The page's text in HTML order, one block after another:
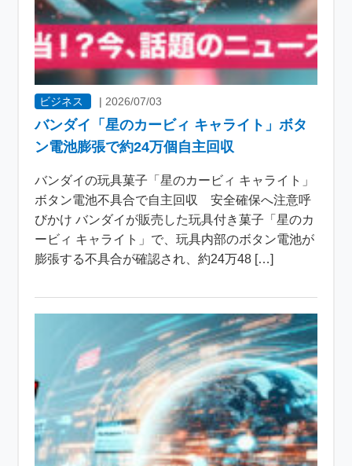
ビジネス |2026/07/03
バンダイ「星のカービィ キャライト」ボタ
ン電池膨張で約24万個自主回収
バンダイの玩具菓子「星のカービィ キャライト」
ボタン電池不具合で自主回収 安全確保へ注意呼
びかけ バンダイが販売した玩具付き菓子「星のカ
ービィ キャライト」で、玩具内部のボタン電池が
膨張する不具合が確認され、約24万48 […]